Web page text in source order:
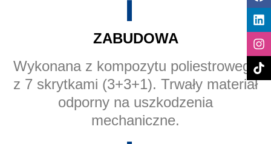
ZABUDOWA
Wykonana z kompozytu poliestrowego
z 7 skrytkami (3+3+1). Trwały materiał
odporny na uszkodzenia
mechaniczne.